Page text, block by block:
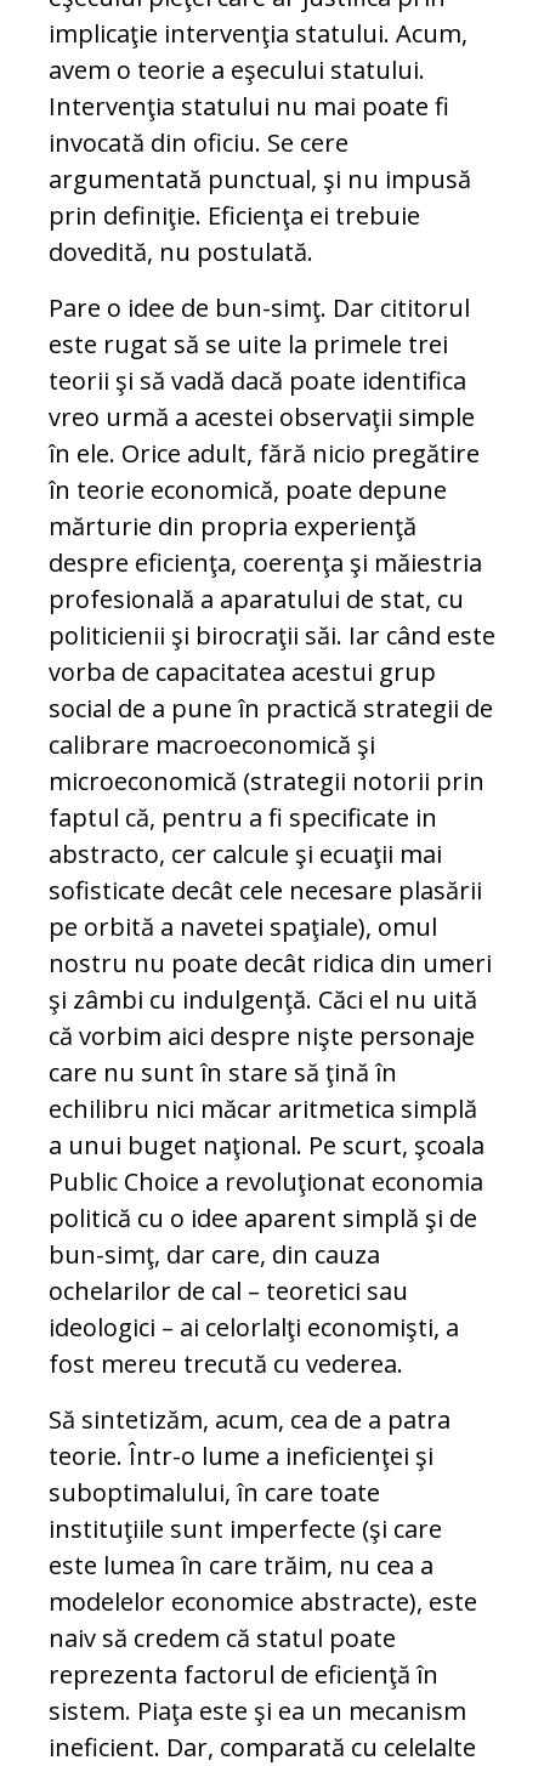
implicaţie intervenţia statului. Acum,
avem o teorie a eşecului statului.
Intervenţia statului nu mai poate fi
invocată din oficiu. Se cere
argumentată punctual, şi nu impusă
prin definiţie. Eficienţa ei trebuie
dovedită, nu postulată.
Pare o idee de bun-simţ. Dar cititorul
este rugat să se uite la primele trei
teorii şi să vadă dacă poate identifica
vreo urmă a acestei observaţii simple
în ele. Orice adult, fără nicio pregătire
în teorie economică, poate depune
mărturie din propria experienţă
despre eficienţa, coerenţa şi măiestria
profesională a aparatului de stat, cu
politicienii şi birocraţii săi. Iar când este
vorba de capacitatea acestui grup
social de a pune în practică strategii de
calibrare macroeconomică şi
microeconomică (strategii notorii prin
faptul că, pentru a fi specificate in
abstracto, cer calcule şi ecuaţii mai
sofisticate decât cele necesare plasării
pe orbită a navetei spaţiale), omul
nostru nu poate decât ridica din umeri
şi zâmbi cu indulgenţă. Căci el nu uită
că vorbim aici despre nişte personaje
care nu sunt în stare să ţină în
echilibru nici măcar aritmetica simplă
a unui buget naţional. Pe scurt, şcoala
Public Choice a revoluţionat economia
politică cu o idee aparent simplă şi de
bun-simţ, dar care, din cauza
ochelarilor de cal – teoretici sau
ideologici – ai celorlalţi economişti, a
fost mereu trecută cu vederea.
Să sintetizăm, acum, cea de a patra
teorie. Într-o lume a ineficienţei şi
suboptimalului, în care toate
instituţiile sunt imperfecte (şi care
este lumea în care trăim, nu cea a
modelelor economice abstracte), este
naiv să credem că statul poate
reprezenta factorul de eficienţă în
sistem. Piaţa este şi ea un mecanism
ineficient. Dar, comparată cu celelalte